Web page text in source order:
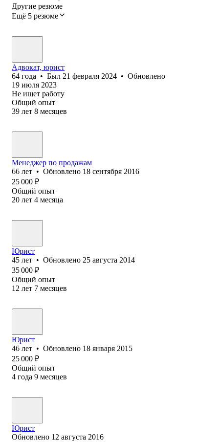
Другие резюме
Ещё 5 резюме
Адвокат, юрист
64 года • Был 21 февраля 2024 • Обновлено
19 июля 2023
Не ищет работу
Общий опыт
39 лет 8 месяцев
Менеджер по продажам
66 лет • Обновлено 18 сентября 2016
25 000 ₽
Общий опыт
20 лет 4 месяца
Юрист
45 лет • Обновлено 25 августа 2014
35 000 ₽
Общий опыт
12 лет 7 месяцев
Юрист
46 лет • Обновлено 18 января 2015
25 000 ₽
Общий опыт
4 года 9 месяцев
Юрист
Обновлено 12 августа 2016